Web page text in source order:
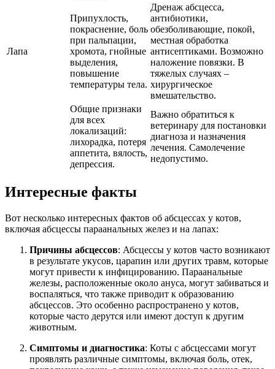
Лапа
Припухлость,
покраснение, боль
при пальпации,
хромота, гнойные
выделения,
повышение
температуры тела.
Дренаж абсцесса,
антибиотики,
обезболивающие, покой,
местная обработка
антисептиками. Возможно
наложение повязки. В
тяжелых случаях –
хирургическое
вмешательство.
Общие признаки
для всех
локализаций:
лихорадка, потеря
аппетита, вялость,
депрессия.
Важно обратиться к
ветеринару для постановки
диагноза и назначения
лечения. Самолечение
недопустимо.
Интересные факты
Вот несколько интересных фактов об абсцессах у котов,
включая абсцессы параанальных желез и на лапах:
Причины абсцессов: Абсцессы у котов часто возникают
в результате укусов, царапин или других травм, которые
могут привести к инфицированию. Параанальные
железы, расположенные около ануса, могут забиваться и
воспаляться, что также приводит к образованию
абсцессов. Это особенно распространено у котов,
которые часто дерутся или имеют доступ к другим
животным.
Симптомы и диагностика: Коты с абсцессами могут
проявлять различные симптомы, включая боль, отек,